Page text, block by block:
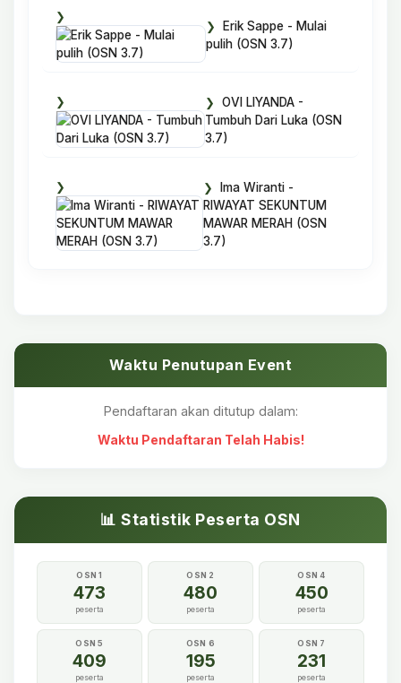
Erik Sappe - Mulai
pulih (OSN 3.7)
OVI LIYANDA -
Tumbuh Dari Luka (OSN
3.7)
Ima Wiranti -
RIWAYAT SEKUNTUM
MAWAR MERAH (OSN
3.7)
Waktu Penutupan Event
Pendaftaran akan ditutup dalam:
Waktu Pendaftaran Telah Habis!
📊 Statistik Peserta OSN
OSN 1
473
peserta
OSN 2
480
peserta
OSN 4
450
peserta
OSN 5
409
peserta
OSN 6
195
peserta
OSN 7
231
peserta